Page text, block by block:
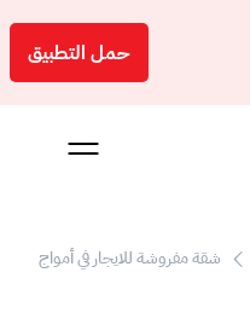
حمل التطبيق
شقة مفروشة للايجار في أمواج